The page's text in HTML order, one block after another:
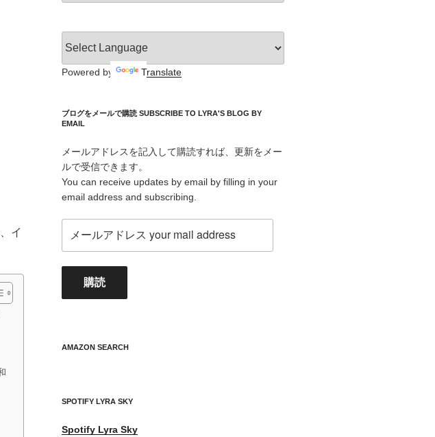
イ
Powered by Translate
ブログをメールで購読 SUBSCRIBE TO LYRA'S BLOG BY
EMAIL
メールアドレスを記入して購読すれば、更新をメー
ルで受信できます。
You can receive updates by email by filling in your
email address and subscribing.
ア
レ
mail
購読
AMAZON SEARCH
SPOTIFY LYRA SKY
Spotify Lyra Sky